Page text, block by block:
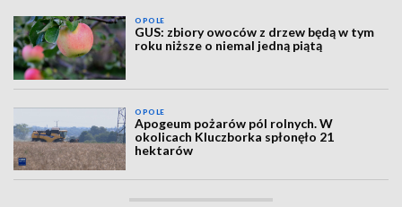
OPOLE
GUS: zbiory owoców z drzew będą w tym
roku niższe o niemal jedną piątą
OPOLE
Apogeum pożarów pól rolnych. W
okolicach Kluczborka spłonęło 21
hektarów